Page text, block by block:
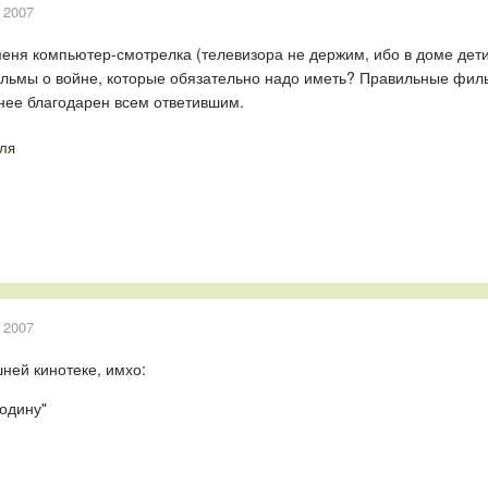
компьютер-смотрелка (телевизора не держим, ибо в доме
о войне, которые обязательно надо иметь? Правильные
благодарен всем ответившим.
кинотеке, имхо: